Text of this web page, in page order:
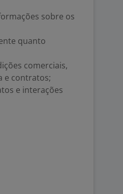
sobre os
quanto
comerciais,
e contratos;
e interações